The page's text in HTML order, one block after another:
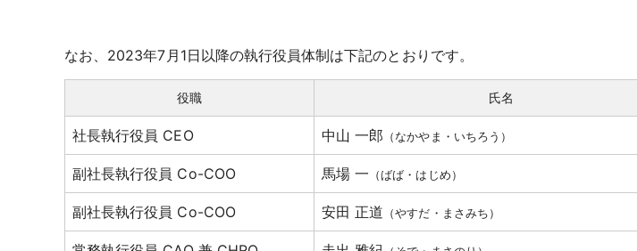
なお、2023年7月1日以降の執行役員体制は下記のとおりです。
役職 氏名
社長執行役員 CEO 中山 一郎 （なかやま・いちろう）
副社長執行役員 Co-COO 馬場 一 （ばば・はじめ）
副社長執行役員 Co-COO 安田 正道 （やすだ・まさみち）